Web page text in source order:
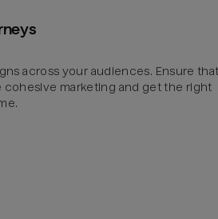
across your audiences. Ensure
marketing and get the right